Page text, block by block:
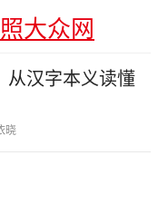
大众网
从汉字本义读懂
晓